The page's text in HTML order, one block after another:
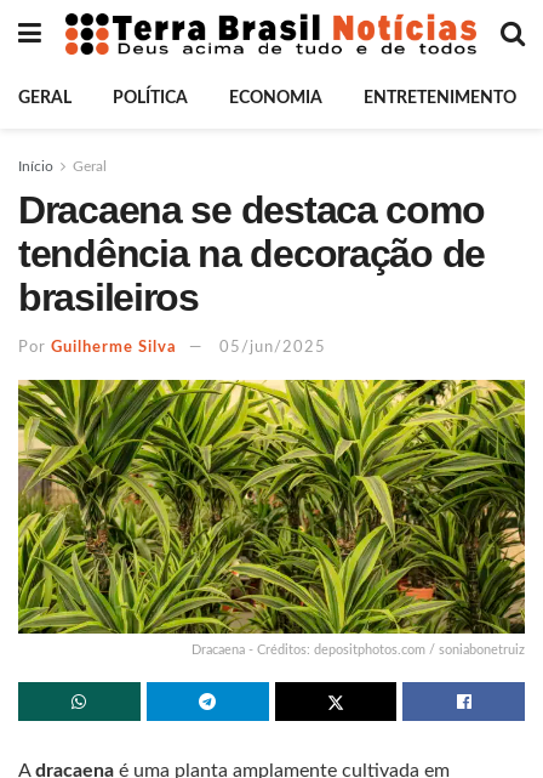
GERAL POLÍTICA ECONOMIA ENTRETENIMENTO
Início Geral
Dracaena se destaca como
tendência na decoração de
brasileiros
Por Guilherme Silva 05/jun/2025
Dracaena - Créditos: depositphotos.com / soniabonetruiz
Adracaena é uma planta amplamente cultivada em